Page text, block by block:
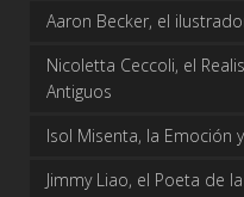
Aaron Becker, el
Nicoletta Ceccoli, el
Antiguos
Isol Misenta, la Emoción
Jimmy Liao, el Poeta de